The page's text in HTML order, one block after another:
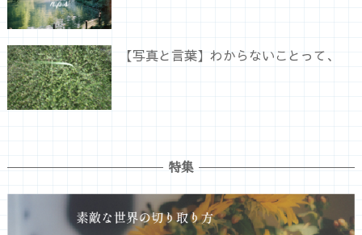
【写真と言葉】わからないことって、
特集